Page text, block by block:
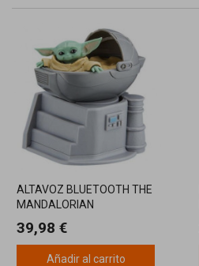
ALTAVOZ BLUETOOTH THE
MANDALORIAN
39,98 €
Añadir al carrito